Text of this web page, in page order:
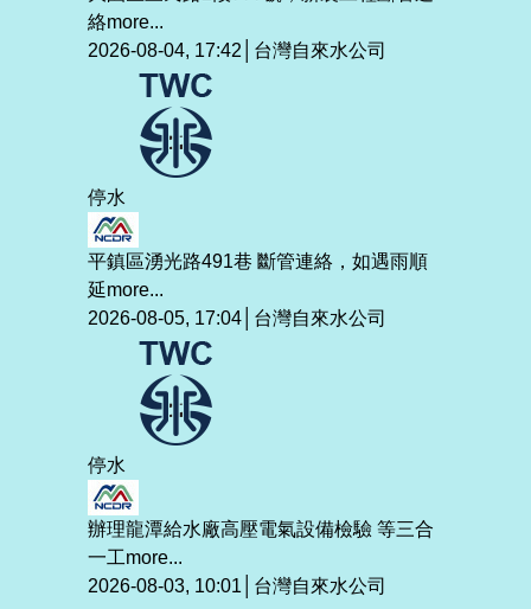
絡more...
2026-08-04, 17:42│台灣自來水公司
停水
平鎮區湧光路491巷 斷管連絡，如遇雨順
延more...
2026-08-05, 17:04│台灣自來水公司
停水
辦理龍潭給水廠高壓電氣設備檢驗 等三合
一工more...
2026-08-03, 10:01│台灣自來水公司